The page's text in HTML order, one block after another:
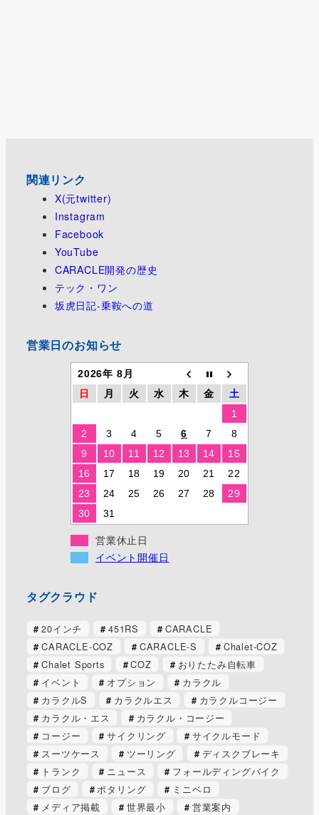
関連リンク
X(元twitter)
Instagram
Facebook
YouTube
CARACLE開発の歴史
テック・ワン
坂虎日記-乗鞍への道
営業日のお知らせ
2026年 8月
日
月 火 水 木 金
土
1
2
3 4 5 6 7
8
9
10 11 12 13 14
15
16
17 18 19 20 21
22
23
24 25 26 27 28
29
30
31
営業休止日
イベント開催日
タグクラウド
20インチ 451RS
CARACLE
CARACLE-COZ
CARACLE-S
Chalet-COZ
Chalet Sports
COZ
おりたたみ自転車
イベント
オプション
カラクル
カラクルS
カラクルエス
カラクルコージー
カラクル・エス
カラクル・コージー
コージー
サイクリング
サイクルモード
スーツケース
ツーリング
ディスクブレーキ
トランク
ニュース
フォールディングバイク
ブログ
ポタリング
ミニベロ
メディア掲載
世界最小 営業案内